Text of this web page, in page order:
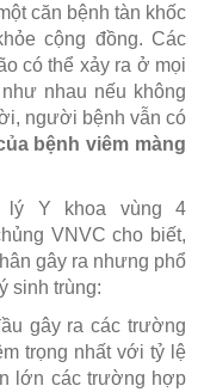
căn bệnh tàn khốc
cộng đồng. Các
có thể xảy ra ở mọi
nhau nếu không
người bệnh vẫn có
bệnh viêm màng
lý Y khoa vùng 4
VNVC cho biết,
gây ra nhưng phổ
sinh trùng:
gây ra các trường
trọng nhất với tỷ lệ
lớn các trường hợp